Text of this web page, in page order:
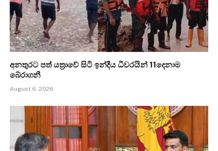
අනතුරට පත් යත්‍රාවේ සිටි ඉන්දීය ධීවරයින් 11දෙනාම
බේරාගනී
August 6, 2026